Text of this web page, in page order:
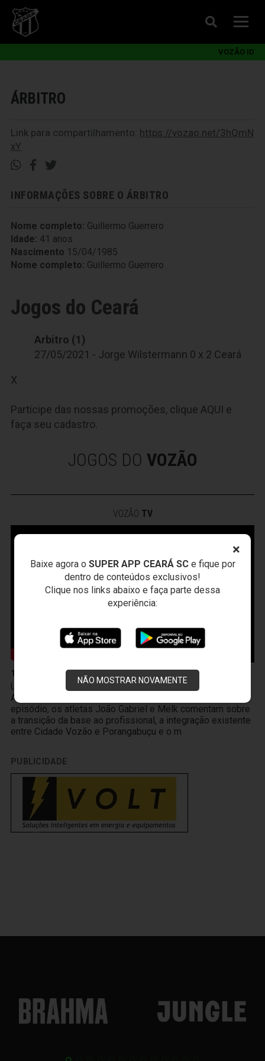
×
Baixe agora o SUPER APP CEARÁ SCe fique por
dentro de conteúdos exclusivos!
Clique nos links abaixo e faça parte dessa
experiência:
NÃO MOSTRAR NOVAMENTE
VOZÃO ID
ÁRBITRO
Link para compartilhamento: https://vozao.net/3hQmN
xY
INFORMAÇÕES SOBRE O ÁRBITRO
Nome completo: Guillermo Guerrero
Idade: 41 anos
Nascimento 15/04/1985
Nome completo: Guillermo Guerrero
Jogos do Ceará
Arbitro (1)
27/05/2021 - Jorge Wilstermann 0 x 2 Ceará
X
Participe das nossas promoções, clique AQUI e
faça seu cadastro.
JOGOS DO VOZÃO
VOZÃO TV
10 de Abril
Um novo produto chegou à Vozão TV! O PodFalar,
Alvinegro, podcast oficial do Ceará SC. No terceiro
episódio, os atletas João Gabriel e Melk comentam sobre
a transição da base ao profissional, a integração existente
entre Cidade Vozão e Porangabuçu e o m
PUBLICIDADE